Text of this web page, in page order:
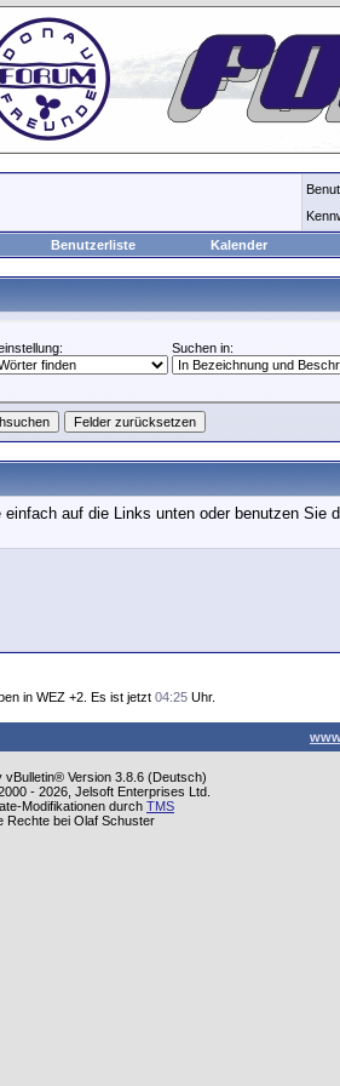
Benutzerliste Kalender
Suchen in:
auf die Links unten oder benutzen Sie
in WEZ +2. Es ist jetzt 04:25 Uhr.
vBulletin® Version 3.8.6 (Deutsch)
- 2026, Jelsoft Enterprises Ltd.
Modifikationen durch TMS
Rechte bei Olaf Schuster